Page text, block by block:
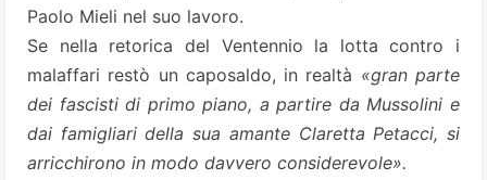
Paolo Mieli nel suo lavoro.
Se nella retorica del Ventennio la lotta contro i
malaffari restò un caposaldo, in realtà «gran parte
dei fascisti di primo piano, a partire da Mussolini e
dai famigliari della sua amante Claretta Petacci, si
arricchirono in modo davvero considerevole».